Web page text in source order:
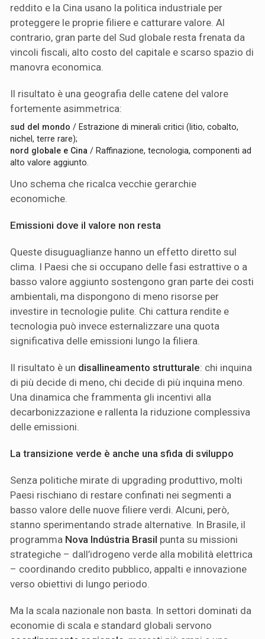
reddito e la Cina usano la politica industriale per
proteggere le proprie filiere e catturare valore. Al
contrario, gran parte del Sud globale resta frenata da
vincoli fiscali, alto costo del capitale e scarso spazio di
manovra economica.
Il risultato è una geografia delle catene del valore
fortemente asimmetrica:
sud del mondo / Estrazione di minerali critici (litio, cobalto,
nichel, terre rare);
nord globale e Cina / Raffinazione, tecnologia, componenti ad
alto valore aggiunto.
Uno schema che ricalca vecchie gerarchie
economiche.
Emissioni dove il valore non resta
Queste disuguaglianze hanno un effetto diretto sul
clima. I Paesi che si occupano delle fasi estrattive o a
basso valore aggiunto sostengono gran parte dei costi
ambientali, ma dispongono di meno risorse per
investire in tecnologie pulite. Chi cattura rendite e
tecnologia può invece esternalizzare una quota
significativa delle emissioni lungo la filiera.
Il risultato è un disallineamento strutturale: chi inquina
di più decide di meno, chi decide di più inquina meno.
Una dinamica che frammenta gli incentivi alla
decarbonizzazione e rallenta la riduzione complessiva
delle emissioni.
La transizione verde è anche una sfida di sviluppo
Senza politiche mirate di upgrading produttivo, molti
Paesi rischiano di restare confinati nei segmenti a
basso valore delle nuove filiere verdi. Alcuni, però,
stanno sperimentando strade alternative. In Brasile, il
programma Nova Indústria Brasil punta su missioni
strategiche – dall’idrogeno verde alla mobilità elettrica
– coordinando credito pubblico, appalti e innovazione
verso obiettivi di lungo periodo.
Ma la scala nazionale non basta. In settori dominati da
economie di scala e standard globali servono